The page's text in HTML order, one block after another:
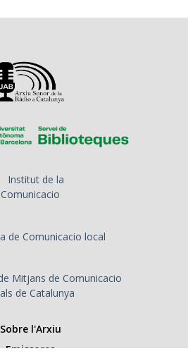
Sobre l'Arxiu
Emissores